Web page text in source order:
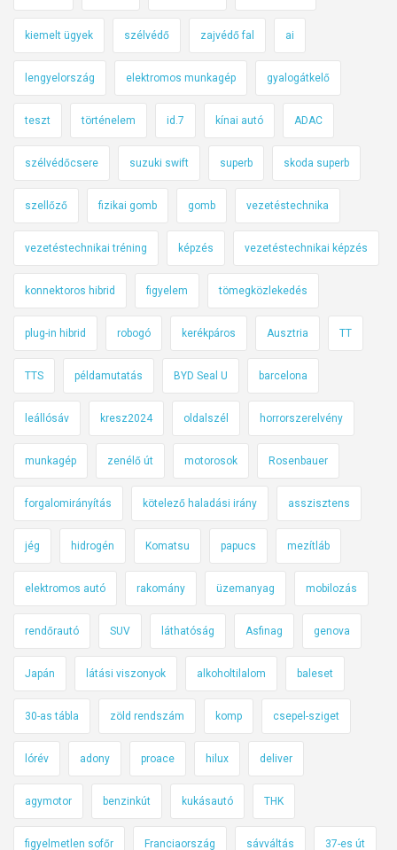
kiemelt ügyek szélvédő zajvédő fal ai
lengyelország elektromos munkagép gyalogátkelő
teszt történelem id.7 kínai autó ADAC
szélvédőcsere suzuki swift superb skoda superb
szellőző fizikai gomb gomb vezetéstechnika
vezetéstechnikai tréning képzés vezetéstechnikai képzés
konnektoros hibrid figyelem tömegközlekedés
plug-in hibrid robogó kerékpáros Ausztria TT
TTS példamutatás BYD Seal U barcelona
leállósáv kresz2024 oldalszél horrorszerelvény
munkagép zenélő út motorosok Rosenbauer
forgalomirányítás kötelező haladási irány asszisztens
jég hidrogén Komatsu papucs mezítláb
elektromos autó rakomány üzemanyag mobilozás
rendőrautó SUV láthatóság Asfinag genova
Japán látási viszonyok alkoholtilalom baleset
30-as tábla zöld rendszám komp csepel-sziget
lórév adony proace hilux deliver
agymotor benzinkút kukásautó THK
figyelmetlen sofőr Franciaország sávváltás 37-es út